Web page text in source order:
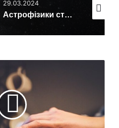
29.03.2024
Астрофізики створили гігантський квантовий вихор для вивчення чорних дір
23.06.2018